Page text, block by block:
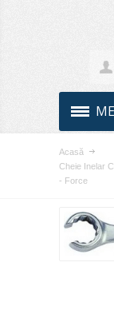
Acasă
Cheie Inelar
- Force